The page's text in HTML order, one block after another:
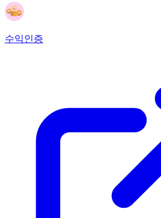
수익인증